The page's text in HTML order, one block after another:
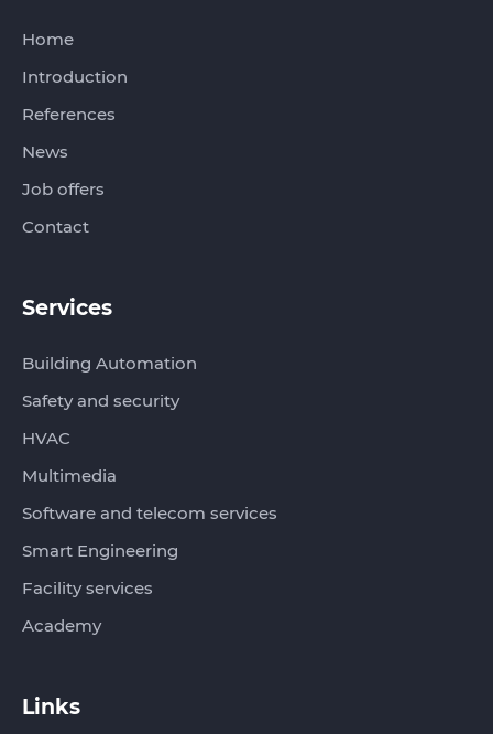
Home
Introduction
References
News
Job offers
Contact
Services
Building Automation
Safety and security
HVAC
Multimedia
Software and telecom services
Smart Engineering
Facility services
Academy
Links